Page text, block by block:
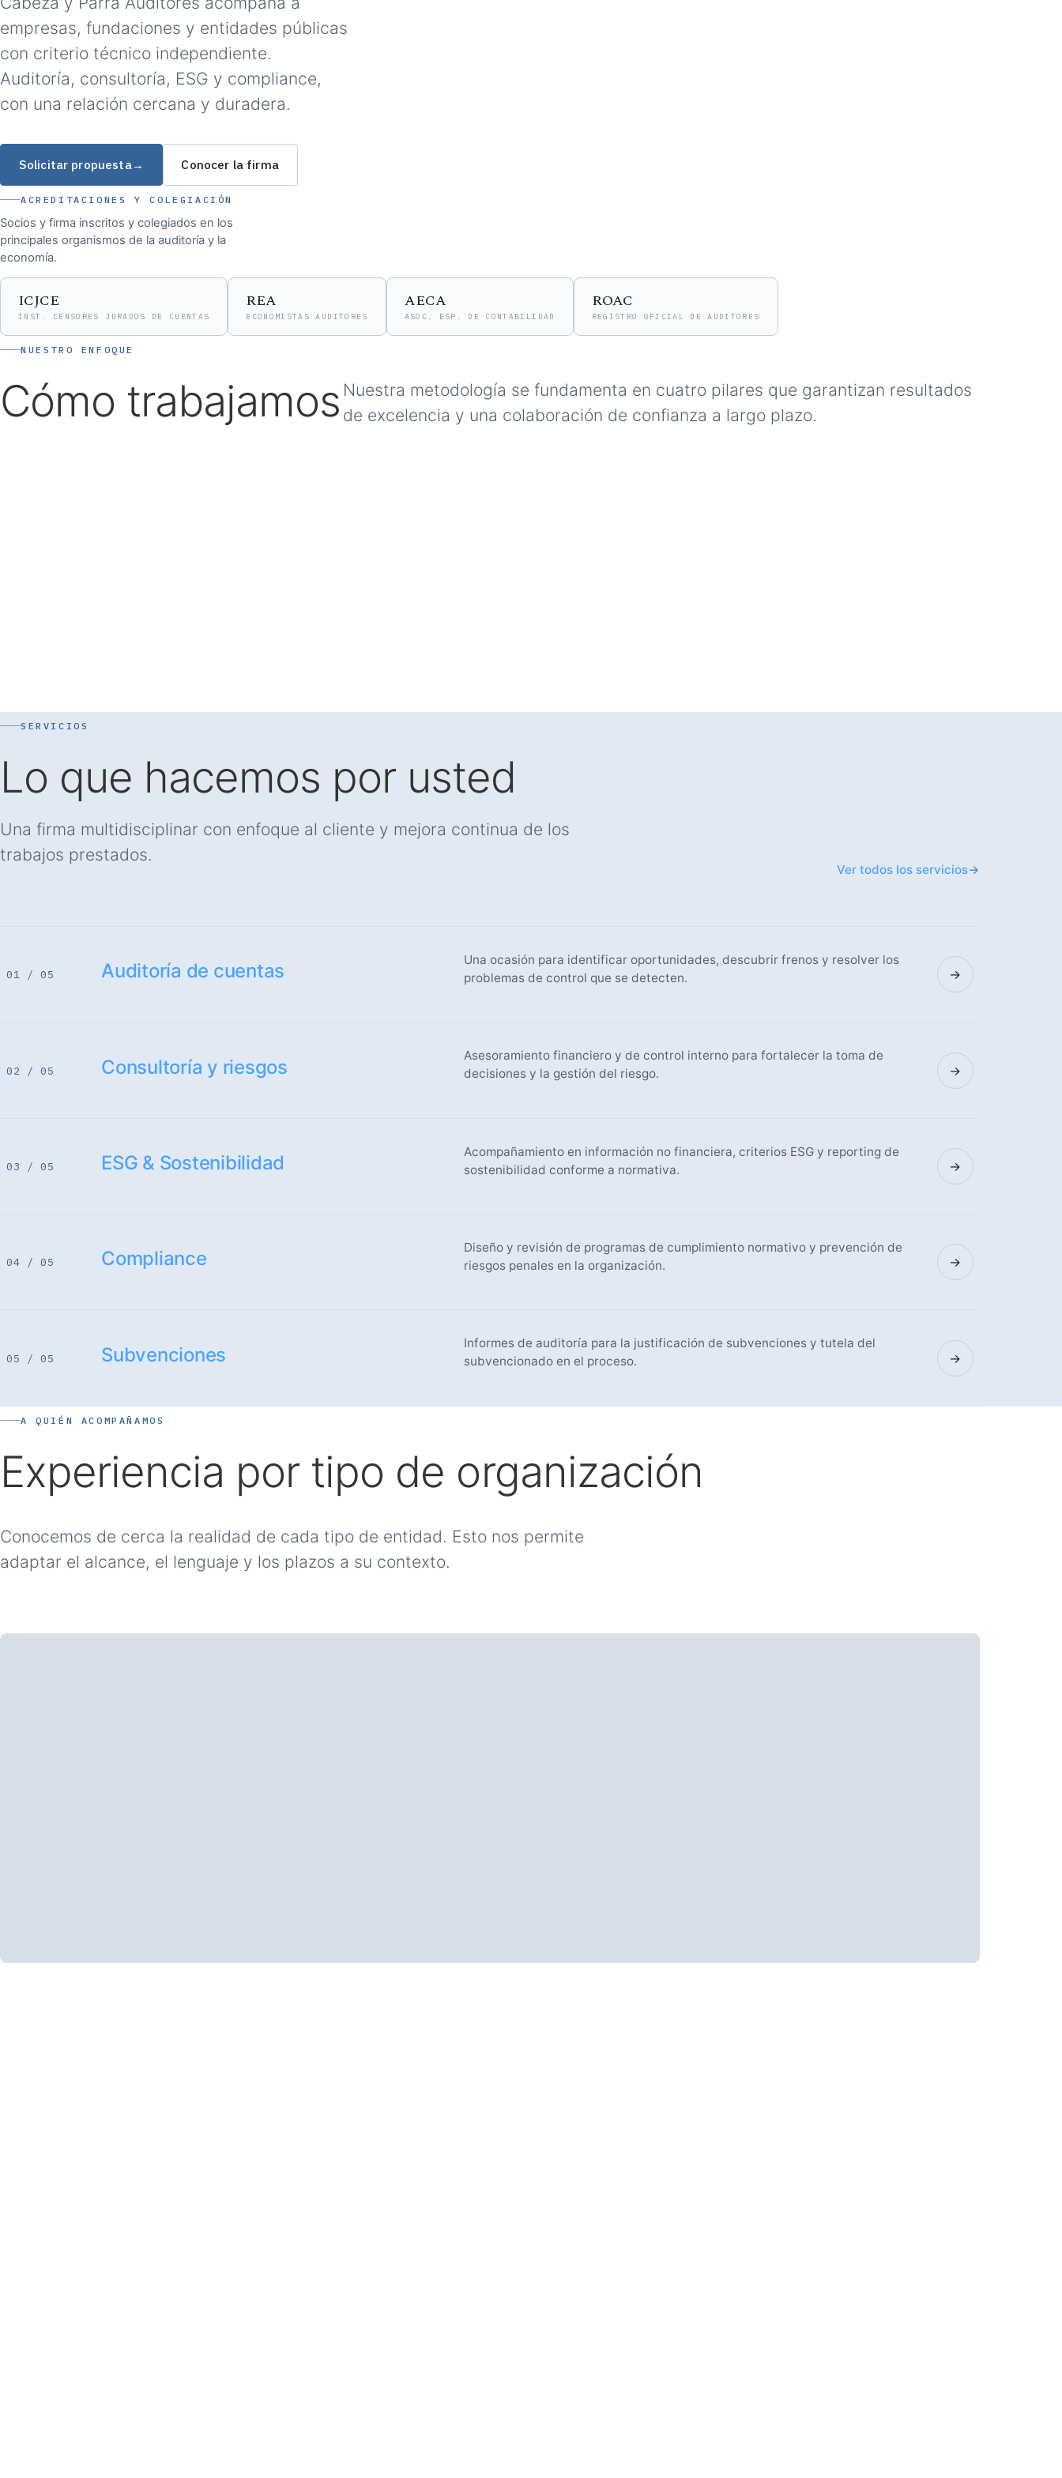
empresas, fundaciones y entidades públicas
con criterio técnico independiente.
Auditoría, consultoría, ESG y compliance,
con una relación cercana y duradera.
Solicitar propuesta→ Conocer la firma
ACREDITACIONES Y COLEGIACIÓN
Socios y firma inscritos y colegiados en los
principales organismos de la auditoría y la
economía.
ICJCE
INST. CENSORES JURADOS DE CUENTAS
REA
ECONOMISTAS AUDITORES
AECA
ASOC. ESP. DE CONTABILIDAD
ROAC
REGISTRO OFICIAL DE AUDITORES
NUESTRO ENFOQUE
Cómo trabajamos Nuestra metodología se fundamenta en cuatro pilares que garantizan resultados
de excelencia y una colaboración de confianza a largo plazo.
SERVICIOS
Lo que hacemos por usted
Una firma multidisciplinar con enfoque al cliente y mejora continua de los
trabajos prestados.
Ver todos los servicios→
01 / 05 Auditoría de cuentas
Una ocasión para identificar oportunidades, descubrir frenos y resolver los
problemas de control que se detecten.
→
02 / 05 Consultoría y riesgos
Asesoramiento financiero y de control interno para fortalecer la toma de
decisiones y la gestión del riesgo.
→
03 / 05 ESG & Sostenibilidad
Acompañamiento en información no financiera, criterios ESG y reporting de
sostenibilidad conforme a normativa.
→
04 / 05 Compliance
Diseño y revisión de programas de cumplimiento normativo y prevención de
riesgos penales en la organización.
→
05 / 05 Subvenciones
Informes de auditoría para la justificación de subvenciones y tutela del
subvencionado en el proceso.
→
A QUIÉN ACOMPAÑAMOS
Experiencia por tipo de organización
Conocemos de cerca la realidad de cada tipo de entidad. Esto nos permite
adaptar el alcance, el lenguaje y los plazos a su contexto.